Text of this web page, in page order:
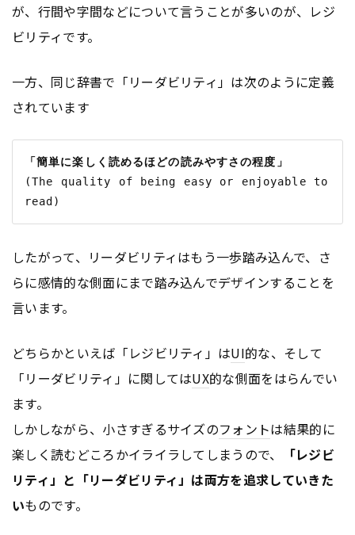
が、行間や字間などについて言うことが多いのが、レジ
ビリティです。
一方、同じ辞書で「リーダビリティ」は次のように定義
されています
「簡単に楽しく読めるほどの読みやすさの程度」
(The quality of being easy or enjoyable to
したがって、リーダビリティはもう一歩踏み込んで、さ
らに感情的な側面にまで踏み込んでデザインすることを
言います。
どちらかといえば「レジビリティ」はUI的な、そして
「リーダビリティ」に関してはUX的な側面をはらんでい
ます。
しかしながら、小さすぎるサイズのフォントは結果的に
楽しく読むどころかイライラしてしまうので、
「レジビ
リティ」と「リーダビリティ」は両方を追求していきた
いものです。